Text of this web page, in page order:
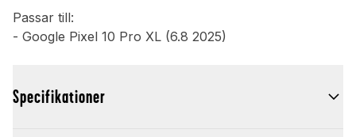
Passar till:
- Google Pixel 10 Pro XL (6.8 2025)
Specifikationer